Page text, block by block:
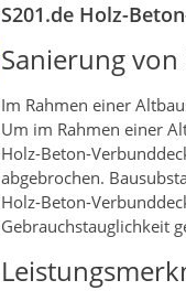
S201.de Holz-
Sanierung
Im Rahmen einer
Um im Rahmen einer
Holz-Beton-
abgebrochen.
Holz-Beton-
Gebrauchstauglichkeit